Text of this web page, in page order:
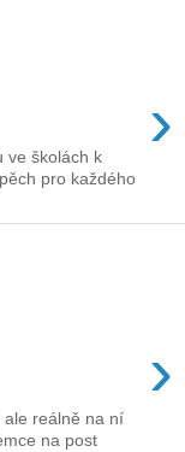
›
ve školách k
pro každého
›
ale reálně na ní
na post